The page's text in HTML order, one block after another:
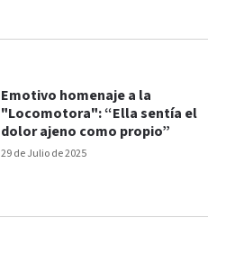
29 de Julio de 2025
Emotivo homenaje a la
"Locomotora": “Ella sentía el
dolor ajeno como propio”